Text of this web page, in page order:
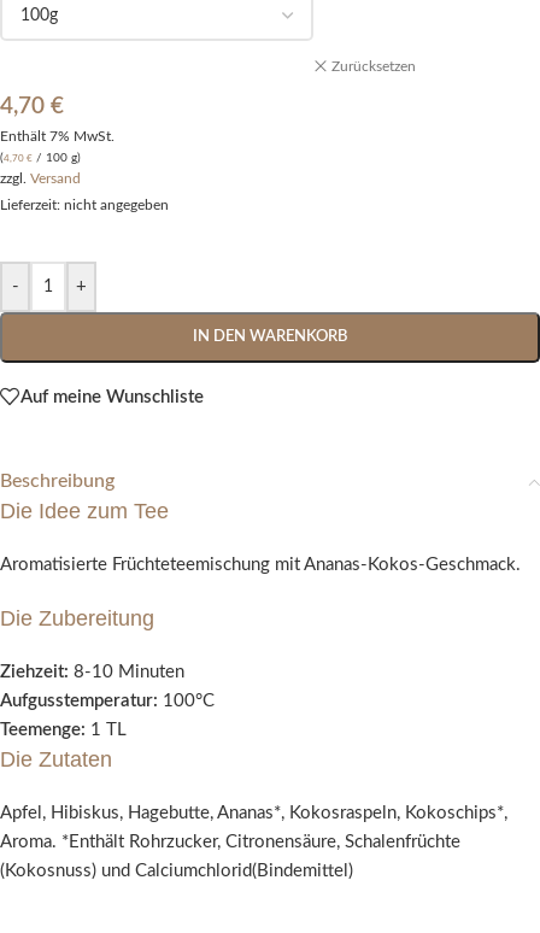
Zurücksetzen
4,70 €
Enthält 7% MwSt.
(4,70 € / 100 g)
zzgl. Versand
Lieferzeit: nicht angegeben
- +
IN DEN WARENKORB
Auf meine Wunschliste
Beschreibung
Die Idee zum Tee
Aromatisierte Früchteteemischung mit Ananas-Kokos-Geschmack.
Die Zubereitung
Ziehzeit: 8-10 Minuten
Aufgusstemperatur: 100°C
Teemenge: 1 TL
Die Zutaten
Apfel, Hibiskus, Hagebutte, Ananas*, Kokosraspeln, Kokoschips*,
Aroma. *Enthält Rohrzucker, Citronensäure, Schalenfrüchte
(Kokosnuss) und Calciumchlorid(Bindemittel)